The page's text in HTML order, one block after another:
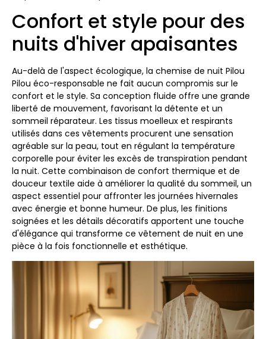
Confort et style pour des
nuits d'hiver apaisantes
Au-delà de l'aspect écologique, la chemise de nuit Pilou
Pilou éco-responsable ne fait aucun compromis sur le
confort et le style. Sa conception fluide offre une grande
liberté de mouvement, favorisant la détente et un
sommeil réparateur. Les tissus moelleux et respirants
utilisés dans ces vêtements procurent une sensation
agréable sur la peau, tout en régulant la température
corporelle pour éviter les excès de transpiration pendant
la nuit. Cette combinaison de confort thermique et de
douceur textile aide à améliorer la qualité du sommeil, un
aspect essentiel pour affronter les journées hivernales
avec énergie et bonne humeur. De plus, les finitions
soignées et les détails décoratifs apportent une touche
d'élégance qui transforme ce vêtement de nuit en une
pièce à la fois fonctionnelle et esthétique.